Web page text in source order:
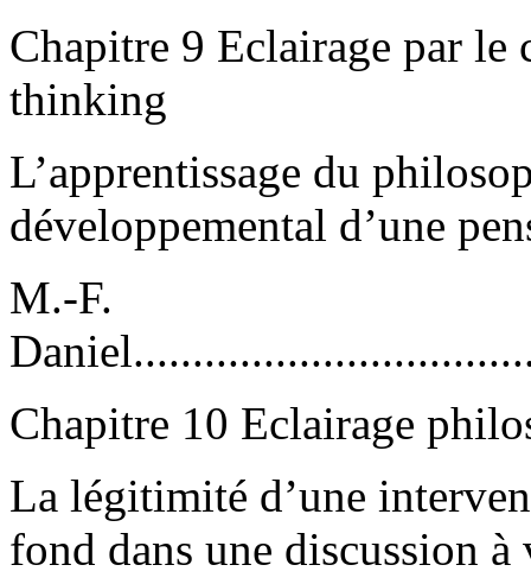
Chapitre 9 Eclairage par
thinking
L’apprentissage du
développemental d’une
M.-F.
Chapitre 10 Eclairage
La légitimité d’une
fond dans une discussion